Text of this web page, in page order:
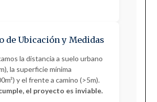
de Ubicación y Medidas
la distancia a suelo urbano
la superficie mínima
y el frente a camino (>5m).
el proyecto es inviable.